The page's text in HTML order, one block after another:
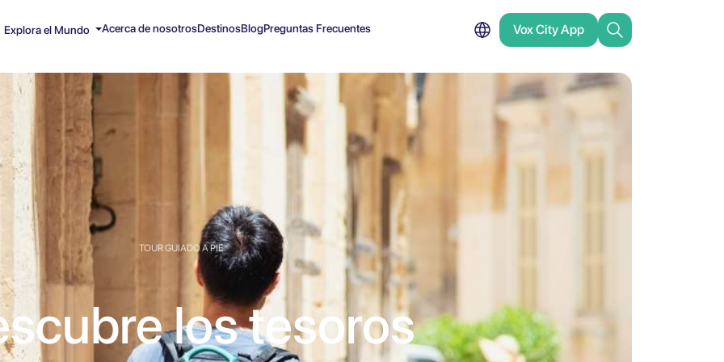
Explora el Mundo Acerca de nosotrosDestinosBlogPreguntas Frecuentes Vox City App
TOUR GUIADO A PIE
los tesoros